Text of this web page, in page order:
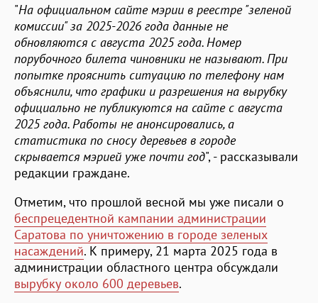
"На официальном сайте мэрии в реестре "зеленой
комиссии" за 2025-2026 года данные не
обновляются с августа 2025 года. Номер
порубочного билета чиновники не называют. При
попытке прояснить ситуацию по телефону нам
объяснили, что графики и разрешения на вырубку
официально не публикуются на сайте с августа
2025 года. Работы не анонсировались, а
статистика по сносу деревьев в городе
скрывается мэрией уже почти год", - рассказывали
редакции граждане.
Отметим, что прошлой весной мы уже писали о
беспрецедентной кампании администрации
Саратова по уничтожению в городе зеленых
насаждений. К примеру, 21 марта 2025 года в
администрации областного центра обсуждали
вырубку около 600 деревьев.